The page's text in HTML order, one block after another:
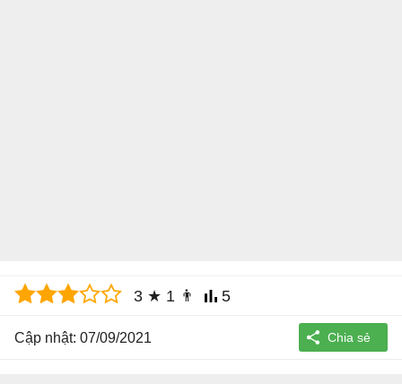
3 ★ 1 👨 5
Cập nhật: 07/09/2021